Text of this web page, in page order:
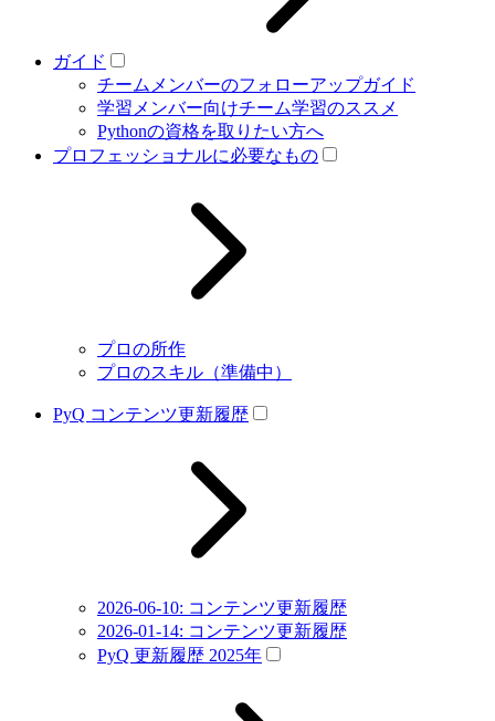
ガイド
チームメンバーのフォローアップガイド
学習メンバー向けチーム学習のススメ
Pythonの資格を取りたい方へ
プロフェッショナルに必要なもの
プロの所作
プロのスキル（準備中）
PyQ コンテンツ更新履歴
2026-06-10: コンテンツ更新履歴
2026-01-14: コンテンツ更新履歴
PyQ 更新履歴 2025年